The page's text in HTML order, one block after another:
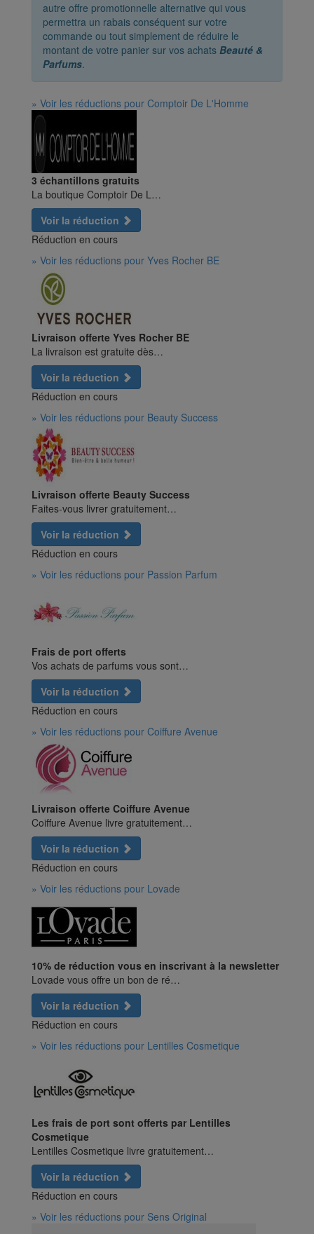
autre offre promotionnelle alternative qui vous
permettra un rabais conséquent sur votre
commande ou tout simplement de réduire le
montant de votre panier sur vos achats Beauté &
Parfums.
» Voir les réductions pour Comptoir De L'Homme
3 échantillons gratuits
La boutique Comptoir De L…
Voir la réduction
Réduction en cours
» Voir les réductions pour Yves Rocher BE
Livraison offerte Yves Rocher BE
La livraison est gratuite dès…
Voir la réduction
Réduction en cours
» Voir les réductions pour Beauty Success
Livraison offerte Beauty Success
Faites-vous livrer gratuitement…
Voir la réduction
Réduction en cours
» Voir les réductions pour Passion Parfum
Frais de port offerts
Vos achats de parfums vous sont…
Voir la réduction
Réduction en cours
» Voir les réductions pour Coiffure Avenue
Livraison offerte Coiffure Avenue
Coiffure Avenue livre gratuitement…
Voir la réduction
Réduction en cours
» Voir les réductions pour Lovade
10% de réduction vous en inscrivant à la newsletter
Lovade vous offre un bon de ré…
Voir la réduction
Réduction en cours
» Voir les réductions pour Lentilles Cosmetique
Les frais de port sont offerts par Lentilles
Cosmetique
Lentilles Cosmetique livre gratuitement…
Voir la réduction
Réduction en cours
» Voir les réductions pour Sens Original